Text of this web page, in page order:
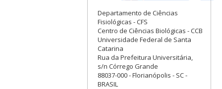
Departamento de Ciências
Fisiológicas - CFS
Centro de Ciências Biológicas - CCB
Universidade Federal de Santa
Catarina
Rua da Prefeitura Universitária,
s/n Córrego Grande
88037-000 - Florianópolis - SC -
BRASIL